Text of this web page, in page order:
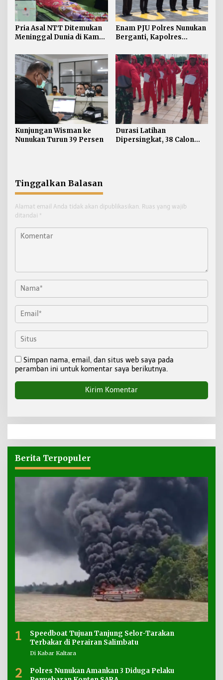
Pria Asal NTT Ditemukan
Meninggal Dunia di Kamar
Enam PJU Polres Nunukan
Berganti, Kapolres
Personel
Kunjungan Wisman ke
Nunukan Turun 39 Persen
Durasi Latihan
Dipersingkat, 38 Calon
Tinggalkan Balasan
Alamat email Anda tidak akan dipublikasikan. Ruas yang wajib
ditandai *
Simpan nama, email, dan situs web saya pada
peramban ini untuk komentar saya berikutnya.
Berita Terpopuler
1
Speedboat Tujuan Tanjung Selor-Tarakan
Terbakar di Perairan Salimbatu
Di Kabar Kaltara
2
Polres Nunukan Amankan 3 Diduga Pelaku